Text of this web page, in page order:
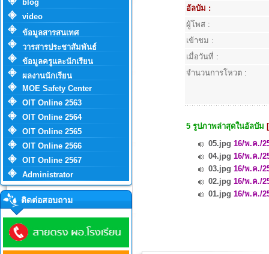
blog
video
ข้อมูลสารสนเทศ
วารสารประชาสัมพันธ์
ข้อมูลครูและนักเรียน
ผลงานนักเรียน
MOE Safety Center
OIT Online 2563
OIT Online 2564
OIT Online 2565
OIT Online 2566
OIT Online 2567
Administrator
ติดต่อสอบถาม
อัลบัม :
ผู้โพส :
เข้าชม :
เมื่อวันที่ :
จำนวนการโหวต :
5 รูปภาพล่าสุดในอัลบัม
05.jpg 16/พ.ค./
04.jpg 16/พ.ค./
03.jpg 16/พ.ค./
02.jpg 16/พ.ค./
01.jpg 16/พ.ค./